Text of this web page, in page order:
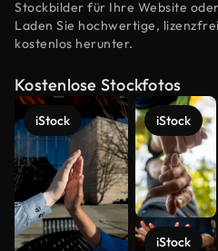
Stockbilder für Ihre Website
Laden Sie hochwertige,
kostenlos herunter.
Kostenlose Stockfotos
iStock iStock
iStock